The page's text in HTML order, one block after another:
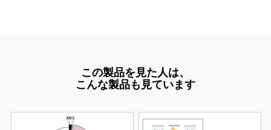
この製品を見た人は、
こんな製品も見ています